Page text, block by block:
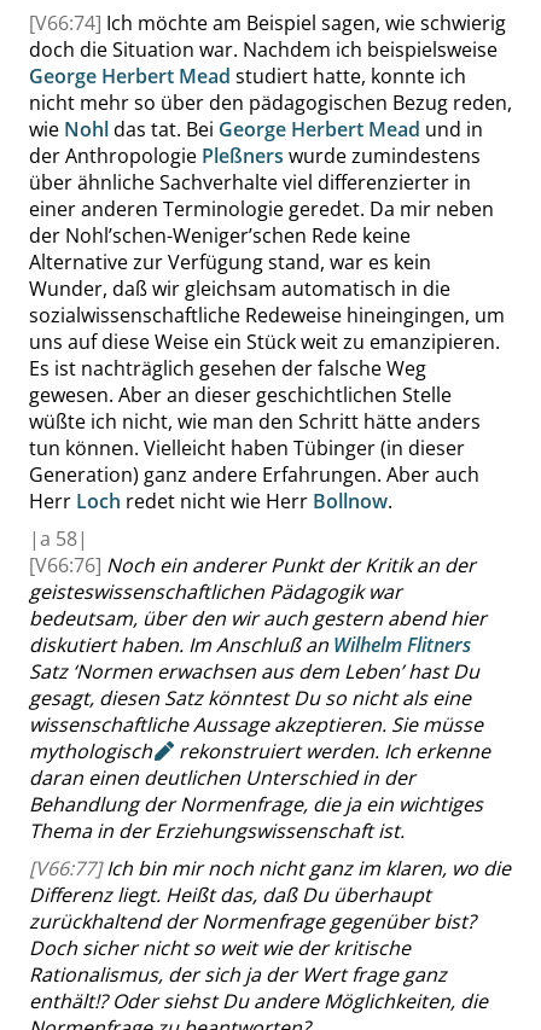
[V66:74] Ich möchte am Beispiel sagen, wie schwierig
doch die Situation war. Nachdem ich beispielsweise
George Herbert Mead studiert hatte, konnte ich
nicht mehr so über den pädagogischen Bezug reden,
wie Nohldas tat. Bei George Herbert Mead und in
der Anthropologie Pleßners wurde zumindestens
über ähnliche Sachverhalte viel differenzierter in
einer anderen Terminologie geredet. Da mir neben
der Nohl’schen-Weniger’schen Rede keine
Alternative zur Verfügung stand, war es kein
Wunder, daß wir gleichsam automatisch in die
sozialwissenschaftliche Redeweise hineingingen, um
uns auf diese Weise ein Stück weit zu emanzipieren.
Es ist nachträglich gesehen der falsche Weg
gewesen. Aber an dieser geschichtlichen Stelle
wüßte ich nicht, wie man den Schritt hätte anders
tun können. Vielleicht haben Tübinger (in dieser
Generation) ganz andere Erfahrungen. Aber auch
Herr Loch redet nicht wie Herr Bollnow.
|a 58|
[V66:76] Noch ein anderer Punkt der Kritik an der
geisteswissenschaftlichen Pädagogik war
bedeutsam, über den wir auch gestern abend hier
diskutiert haben. Im Anschluß an Wilhelm Flitners
Satz ‘Normen erwachsen aus dem Leben’hast Du
gesagt, diesen Satz könntest Du so nicht als eine
wissenschaftliche Aussage akzeptieren. Sie müsse
mythologisch
rekonstruiert werden. Ich erkenne
daran einen deutlichen Unterschied in der
Behandlung der Normenfrage, die ja ein wichtiges
Thema in der Erziehungswissenschaft ist.
[V66:77]Ich bin mir noch nicht ganz im klaren, wo die
Differenz liegt. Heißt das, daß Du überhaupt
zurückhaltend der Normenfrage gegenüber bist?
Doch sicher nicht so weit wie der kritische
Rationalismus, der sich ja der Wert frage ganz
enthält!? Oder siehst Du andere Möglichkeiten, die